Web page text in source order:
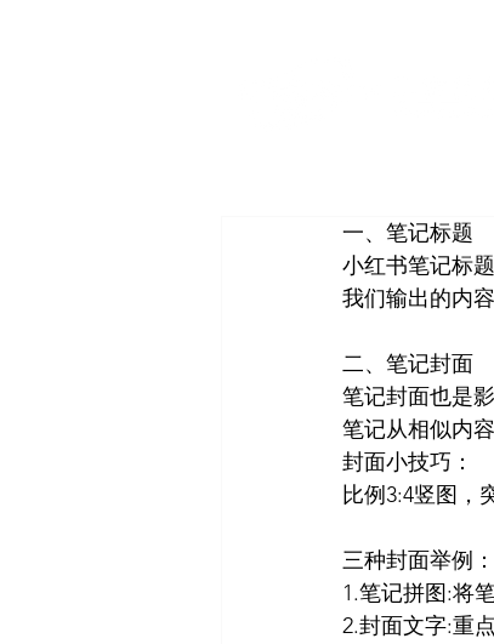
一、笔记标题
小红书笔记标
我们输出的内
二、笔记封面
笔记封面也是
笔记从相似内
封面小技巧：
比例3:4竖图，
三种封面举例：
1.笔记拼图:将
2.封面文字:重